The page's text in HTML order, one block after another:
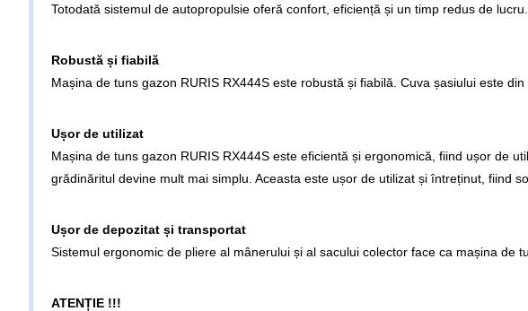
Totodată sistemul de autopropulsie oferă confort, eficiență și un timp redus de lucru.
Robustă și fiabilă
Mașina de tuns gazon RURIS RX444S este robustă și fiabilă. Cuva șasiului este
Ușor de utilizat
Mașina de tuns gazon RURIS RX444S este eficientă și ergonomică, fiind ușor de
grădinăritul devine mult mai simplu. Aceasta este ușor de utilizat și întreținut, fiind
Ușor de depozitat și transportat
Sistemul ergonomic de pliere al mânerului și al sacului colector face ca mașina de
ATENȚIE !!!